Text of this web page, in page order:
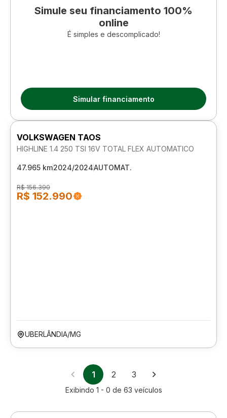
Simule seu financiamento 100%
online
É simples e descomplicado!
Simular financiamento
VOLKSWAGEN TAOS
HIGHLINE 1.4 250 TSI 16V TOTAL FLEX AUTOMATICO
47.965 km2024/2024AUTOMAT.
R$ 156.390
R$ 152.990
UBERLÂNDIA/MG
1 2 3
Exibindo 1 - 0 de 63 veículos